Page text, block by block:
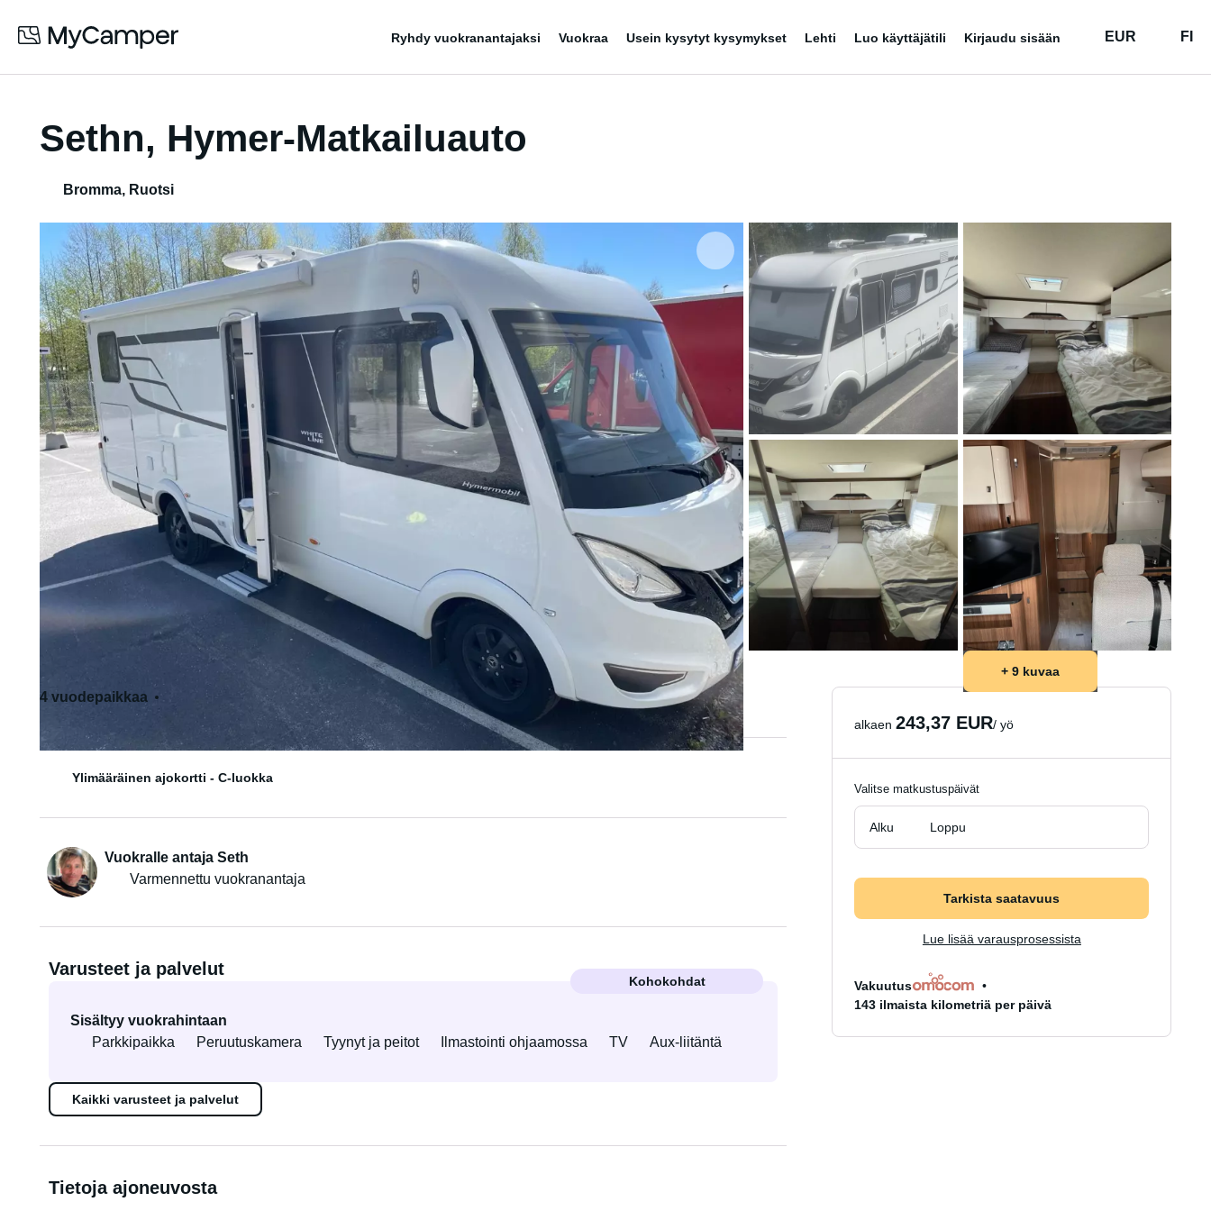
Ryhdy vuokranantajaksi Vuokraa Usein kysytyt kysymykset Lehti Luo käyttäjätili Kirjaudu sisään EUR FI
Sethn, Hymer-Matkailuauto
Bromma, Ruotsi
+ 9 kuvaa
4 vuodepaikkaa 3 istumapaikkaa
Ylimääräinen ajokortti - C-luokka
Vuokralle antaja Seth
Varmennettu vuokranantaja
Varusteet ja palvelut
Kohokohdat
Sisältyy vuokrahintaan
Parkkipaikka
Peruutuskamera Tyynyt ja peitot Ilmastointi ohjaamossa TV Aux-liitäntä
Kaikki varusteet ja palvelut
Tietoja ajoneuvosta
alkaen243,37 EUR/ yö
Valitse matkustuspäivät
Alku Loppu
Tarkista saatavuus
Lue lisää varausprosessista
Vakuutus
143 ilmaista kilometriä per päivä